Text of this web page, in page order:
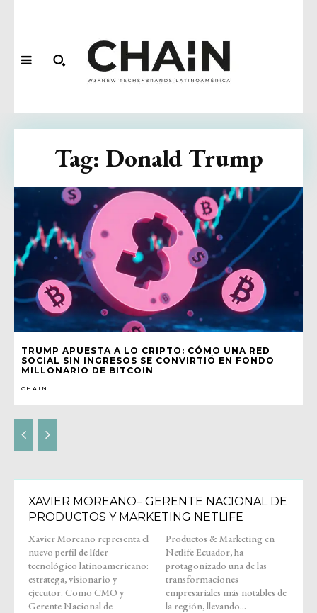
TRUMP APUESTA A LO CRIPTO: CÓMO UNA RED
SOCIAL SIN INGRESOS SE CONVIRTIÓ EN FONDO
MILLONARIO DE BITCOIN
CHAIN
Tag: Donald Trump
XAVIER MOREANO– GERENTE NACIONAL DE
PRODUCTOS Y MARKETING NETLIFE
Xavier Moreano representa el
nuevo perfil de líder
tecnológico latinoamericano:
estratega, visionario y
ejecutor. Como CMO y
Gerente Nacional de
Productos & Marketing en
Netlife Ecuador, ha
protagonizado una de las
transformaciones
empresariales más notables de
la región, llevando...